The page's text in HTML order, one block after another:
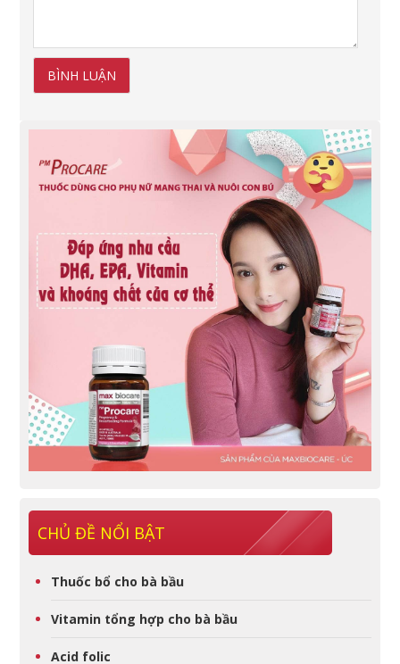
CHỦ ĐỀ NỔI BẬT
Thuốc bổ cho bà bầu
Vitamin tổng hợp cho bà bầu
Acid folic